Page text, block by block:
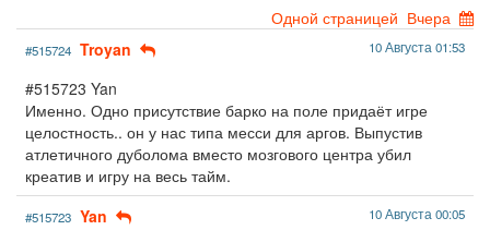
Одной страницей Вчера
#515724 Troyan 10 Августа 01:53
#515723 Yan
Именно. Одно присутствие барко на поле придаёт игре
целостность.. он у нас типа месси для аргов. Выпустив
атлетичного дуболома вместо мозгового центра убил
креатив и игру на весь тайм.
#515723 Yan 10 Августа 00:05